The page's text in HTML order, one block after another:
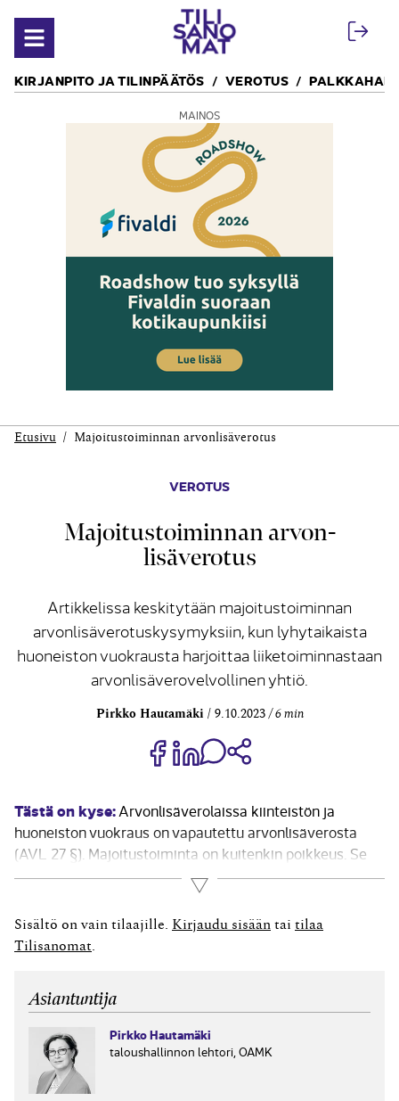
Avaa valikko
KIRJANPITO JA TILINPÄÄTÖS VEROTUS
MAINOS
Etusivu Majoitus­toiminnan arvon­lisäverotus
VEROTUS
Majoitus­toiminnan arvon­
lisäverotus
Artikkelissa keskitytään majoitustoiminnan
arvonlisäverotuskysymyksiin, kun lyhytaikaista
huoneiston vuokrausta harjoittaa liiketoiminnastaan
arvonlisäverovelvollinen yhtiö.
Pirkko Hautamäki 9.10.2023 6 min
Jaa Share on Facebook
Jaa Share on LinkedIn
Jaa WhatsApp-viestinä
Tästä on kyse:Arvonlisäverolaissa kiinteistön ja
huoneiston vuokraus on vapautettu arvonlisäverosta
(AVL 27 §). Majoitustoiminta on kuitenkin poikkeus. Se
on alennetun verokannan (10 %) alaista toimintaa, kun se
tapahtuu hotelli- ja leirintäaluetoiminnassa tai näihin
verrattavassa toiminnassa (AVL 29 §). Jos
arvonlisäverollista majoitustoimintaa koskevat...
Lue lisää
Sisältö on vain tilaajille. Kirjaudu sisään tai tilaa
Tilisanomat
Asiantuntija
Pirkko Hautamäki
taloushallinnon lehtori, OAMK